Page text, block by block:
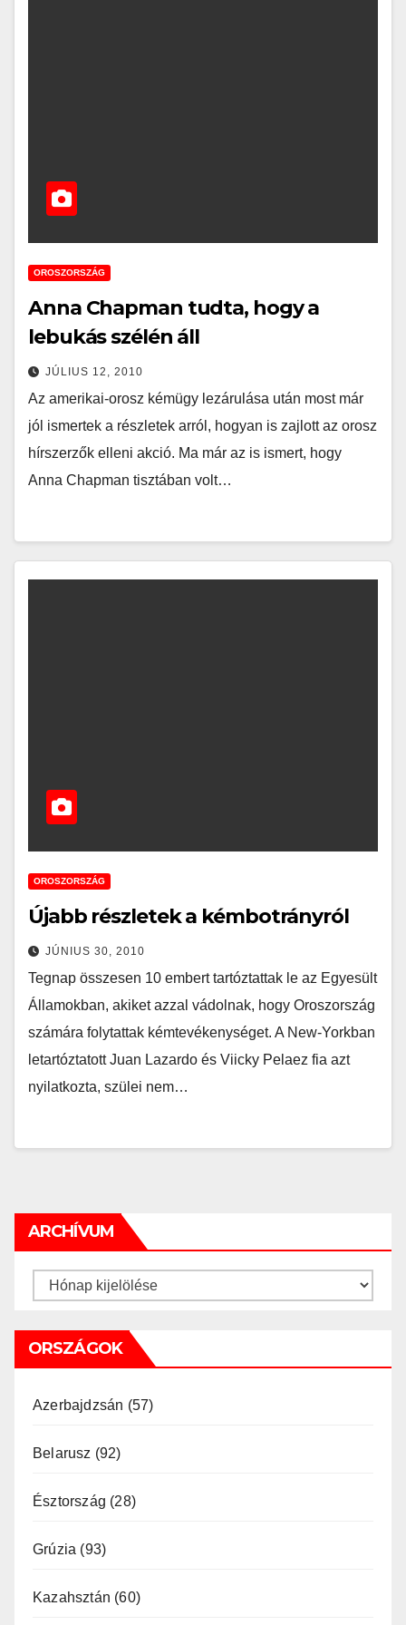
OROSZORSZÁG
Anna Chapman tudta, hogy a
lebukás szélén áll
JÚLIUS 12, 2010
Az amerikai-orosz kémügy lezárulása után most már
jól ismertek a részletek arról, hogyan is zajlott az orosz
hírszerzők elleni akció. Ma már az is ismert, hogy
Anna Chapman tisztában volt…
OROSZORSZÁG
Újabb részletek a kémbotrányról
JÚNIUS 30, 2010
Tegnap összesen 10 embert tartóztattak le az Egyesült
Államokban, akiket azzal vádolnak, hogy Oroszország
számára folytattak kémtevékenységet. A New-Yorkban
letartóztatott Juan Lazardo és Viicky Pelaez fia azt
nyilatkozta, szülei nem…
ARCHÍVUM
Archívum
ORSZÁGOK
Azerbajdzsán (57)
Belarusz (92)
Észtország (28)
Grúzia (93)
Kazahsztán (60)